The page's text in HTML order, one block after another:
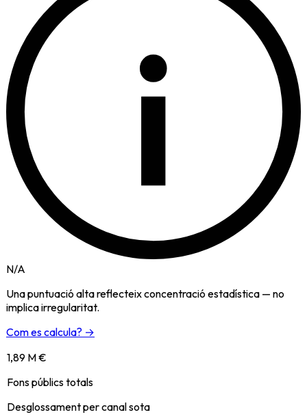
i
N/A
Una puntuació alta reflecteix concentració estadística — no
implica irregularitat.
Com es calcula? →
1,89 M €
Fons públics totals
Desglossament per canal sota